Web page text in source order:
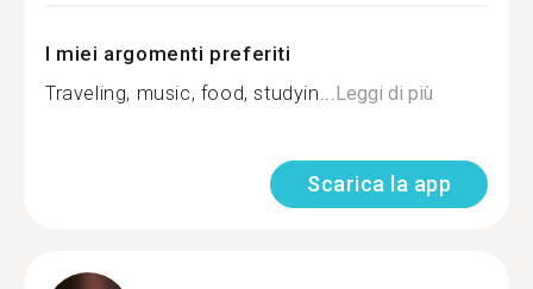
I miei argomenti preferiti
Traveling, music, food, studyin...Leggi di più
Scarica la app